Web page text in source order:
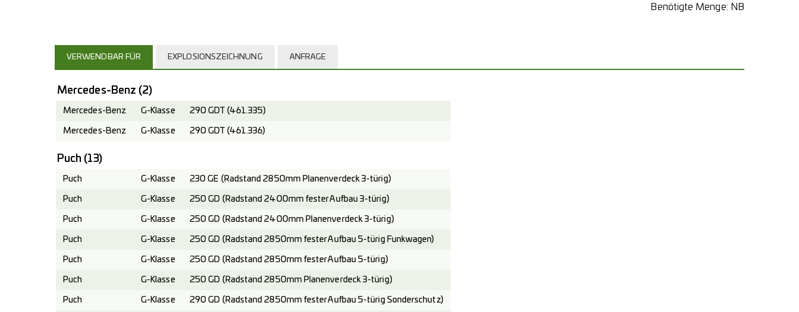
Benötigte Menge: NB
VERWENDBAR FÜR EXPLOSIONSZEICHNUNG ANFRAGE
Mercedes-Benz (2)
Mercedes-Benz G-Klasse 290 GDT (461.335)
Mercedes-Benz G-Klasse 290 GDT (461.336)
Puch (13)
Puch G-Klasse 230 GE (Radstand 2850mm Planenverdeck 3-türig)
Puch G-Klasse 250 GD (Radstand 2400mm fester Aufbau 3-türig)
Puch G-Klasse 250 GD (Radstand 2400mm Planenverdeck 3-türig)
Puch G-Klasse 250 GD (Radstand 2850mm fester Aufbau 5-türig Funkwagen)
Puch G-Klasse 250 GD (Radstand 2850mm fester Aufbau 5-türig)
Puch G-Klasse 250 GD (Radstand 2850mm Planenverdeck 3-türig)
Puch G-Klasse 290 GD (Radstand 2850mm fester Aufbau 5-türig Sonderschutz)